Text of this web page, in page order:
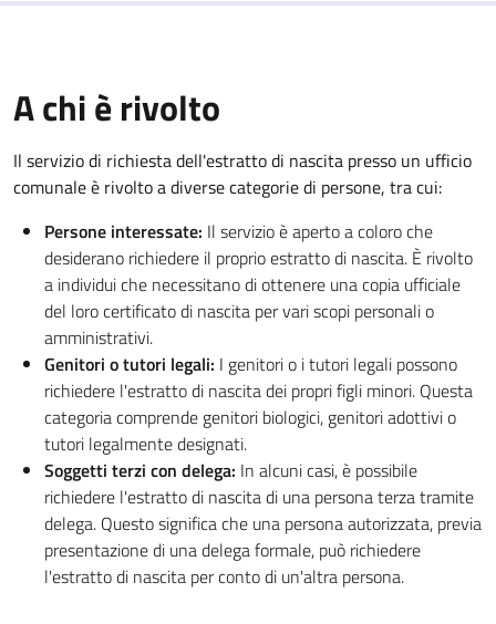
A chi è rivolto
Il servizio di richiesta dell'estratto di nascita presso un ufficio
comunale è rivolto a diverse categorie di persone, tra cui:
Persone interessate: Il servizio è aperto a coloro che
desiderano richiedere il proprio estratto di nascita. È rivolto
a individui che necessitano di ottenere una copia ufficiale
del loro certificato di nascita per vari scopi personali o
amministrativi.
Genitori o tutori legali: I genitori o i tutori legali possono
richiedere l'estratto di nascita dei propri figli minori. Questa
categoria comprende genitori biologici, genitori adottivi o
tutori legalmente designati.
Soggetti terzi con delega: In alcuni casi, è possibile
richiedere l'estratto di nascita di una persona terza tramite
delega. Questo significa che una persona autorizzata, previa
presentazione di una delega formale, può richiedere
l'estratto di nascita per conto di un'altra persona.